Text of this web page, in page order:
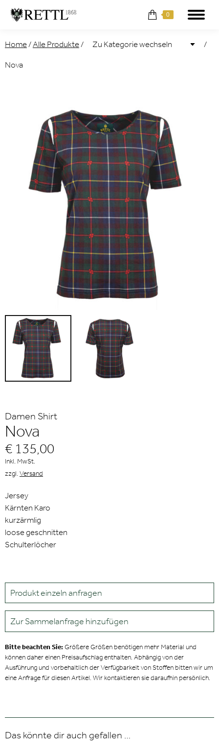
0
Home / Alle Produkte / /
Nova
Damen Shirt
Nova
€ 135,00
Inkl. MwSt.
zzgl. Versand
Jersey
Kärnten Karo
kurzärmlig
loose geschnitten
Schulterlöcher
Produkt einzeln anfragen
Zur Sammelanfrage hinzufügen
Bitte beachten Sie:Größere Größen benötigen mehr Material und
können daher einen Preisaufschlag enthalten. Abhängig von der
Ausführung und vorbehaltlich der Verfügbarkeit von Stoffen bitten wir um
eine Anfrage für diesen Artikel. Wir kontaktieren sie daraufhin persönlich.
Das könnte dir auch gefallen …